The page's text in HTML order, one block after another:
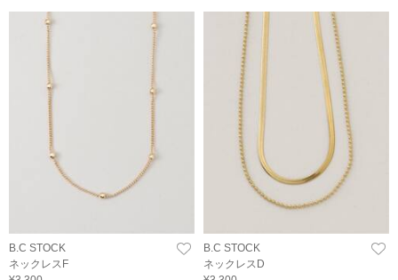
B.C STOCK
ネックレスF
B.C STOCK
ネックレスD